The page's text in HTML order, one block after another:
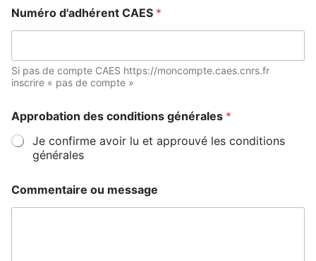
Numéro d'adhérent CAES *
Si pas de compte CAES https://moncompte.caes.cnrs.fr
inscrire « pas de compte »
Approbation des conditions générales *
Je confirme avoir lu et approuvé les conditions
générales
Commentaire ou message